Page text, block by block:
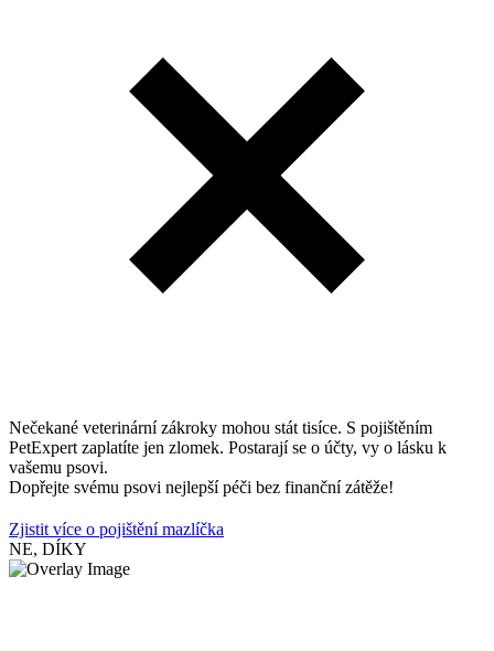
Nečekané veterinární zákroky mohou stát tisíce. S pojištěním
PetExpert zaplatíte jen zlomek. Postarají se o účty, vy o lásku k
vašemu psovi.
Dopřejte svému psovi nejlepší péči bez finanční zátěže!
Zjistit více o pojištění mazlíčka
NE, DÍKY